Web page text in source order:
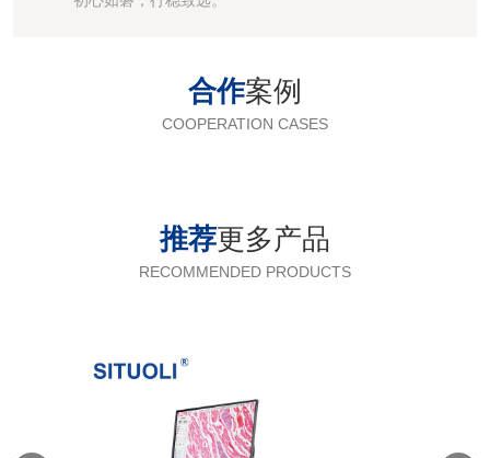
合作案例
COOPERATION CASES
推荐更多产品
RECOMMENDED PRODUCTS